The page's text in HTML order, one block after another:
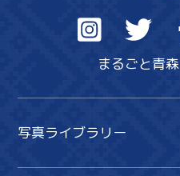
まるごと青森
写真ライブラリー